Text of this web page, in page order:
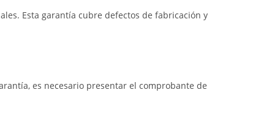
Esta garantía cubre defectos de fabricación y
es necesario presentar el comprobante de